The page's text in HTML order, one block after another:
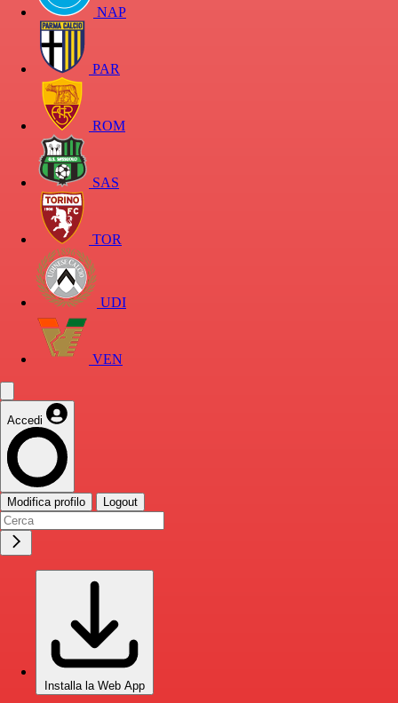
NAP
PAR
ROM
SAS
TOR
UDI
VEN
Accedi
Modifica profilo Logout
Installa la Web App